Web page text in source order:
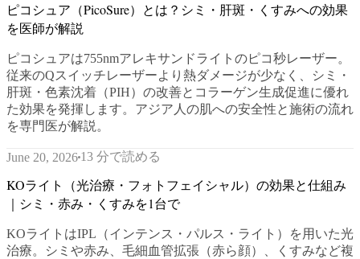
ピコシュア（PicoSure）とは？シミ・肝斑・くすみへの効果
を医師が解説
ピコシュアは755nmアレキサンドライトのピコ秒レーザー。
従来のQスイッチレーザーより熱ダメージが少なく、シミ・
肝斑・色素沈着（PIH）の改善とコラーゲン生成促進に優れ
た効果を発揮します。アジア人の肌への安全性と施術の流れ
を専門医が解説。
June 20, 2026 13 分で読める
KOライト（光治療・フォトフェイシャル）の効果と仕組み
｜シミ・赤み・くすみを1台で
KOライトはIPL（インテンス・パルス・ライト）を用いた光
治療。シミや赤み、毛細血管拡張（赤ら顔）、くすみなど複